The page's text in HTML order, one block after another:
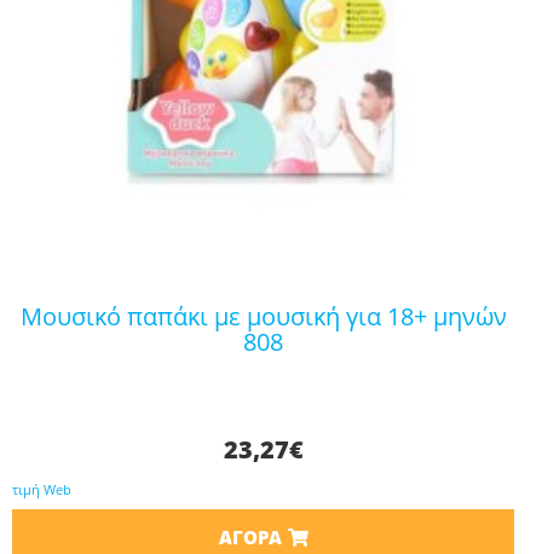
μουσικό παπάκι με μουσική για 18+ μηνών
808
23,27€
τιμή Web
ΑΓΟΡΆ